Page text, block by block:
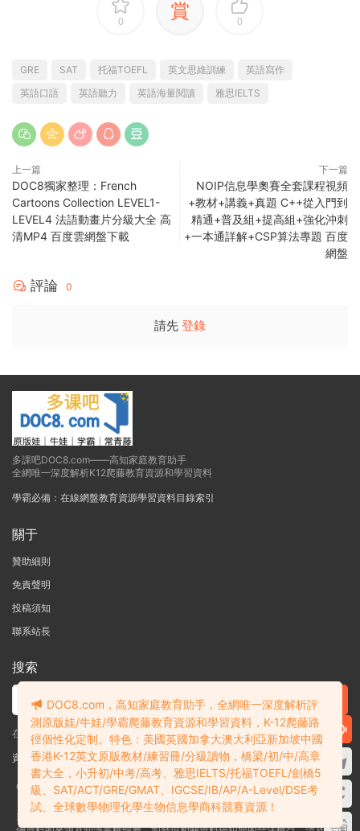
0 賞 0
GRE SAT 托福TOEFL 英文思維訓練
英語寫作
英語口語
英語聽力 英語海量閱讀 雅思IELTS
上一篇
DOC8獨家整理：French
Cartoons Collection LEVEL1-
LEVEL4 法語動畫片分級大全 高
清MP4 百度雲網盤下載
下一篇
NOIP信息學奧賽全套課程視頻
+教材+講義+真題 C++從入門到
精通+普及組+提高組+強化沖刺
+一本通詳解+CSP算法專題 百度
網盤
評論 0
請先 登錄
多課吧DOC8.com——高知家庭教育助手
全網唯一深度解析K12爬藤教育資源和學習資料
學霸必備：在線網盤教育資源學習資料目錄索引
關于
贊助細則
免責聲明
投稿須知
聯系站長
搜索
在線搜索GK-G12海量英文原版教材/章節書/國際考試/學科競賽資料！
資料失效？沒找到需要的？網站意見建議？請提交工單查看我的工單
Copyright © 2004-2026 多課吧DOC8.com 渝ICP備2022004389号-1
渝公
網安備50010502003111号
多課吧DOC8.com是一個資料信息評測及分享獲取的平台，不确保部分用戶上
DOC8.com，高知家庭教育助手，全網唯一深度解析評
測原版娃/牛娃/學霸爬藤教育資源和學習資料，K-12爬藤路
徑個性化定制。特色：美國英國加拿大澳大利亞新加坡中國
香港K-12英文原版教材/練習冊/分級讀物，橋梁/初/中/高章
書大全，小升初/中考/高考、雅思IELTS/托福TOEFL/劍橋5
級、SAT/ACT/GRE/GMAT、IGCSE/IB/AP/A-Level/DSE考
試、全球數學物理化學生物信息學商科競賽資源！